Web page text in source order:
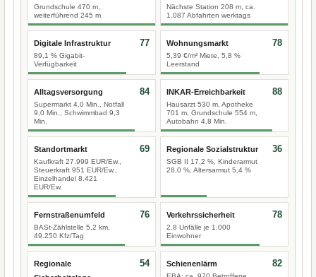
Grundschule 470 m,
weiterführend 245 m
Nächste Station 208 m, ca.
1.087 Abfahrten werktags
Digitale Infrastruktur
89,1 % Gigabit-
Verfügbarkeit
77 Wohnungsmarkt
5,39 €/m² Miete, 5,8 %
Leerstand
78
Alltagsversorgung
Supermarkt 4,0 Min., Notfall
9,0 Min., Schwimmbad 9,3
Min.
84 INKAR-Erreichbarkeit
Hausarzt 530 m, Apotheke
701 m, Grundschule 554 m,
Autobahn 4,8 Min.
88
Standortmarkt
Kaufkraft 27.999 EUR/Ew.,
Steuerkraft 951 EUR/Ew.,
Einzelhandel 8.421
EUR/Ew.
69 Regionale Sozialstruktur
SGB II 17,2 %, Kinderarmut
28,0 %, Altersarmut 5,4 %
36
Fernstraßenumfeld
BASt-Zählstelle 5,2 km,
49.250 Kfz/Tag
76 Verkehrssicherheit
2,8 Unfälle je 1.000
Einwohner
78
Regionale
54 Schienenlärm 82